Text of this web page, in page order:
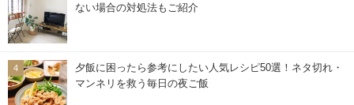
ない場合の対処法もご紹介
夕飯に困ったら参考にしたい人気レシピ50選！ネタ切れ・
マンネリを救う毎日の夜ご飯